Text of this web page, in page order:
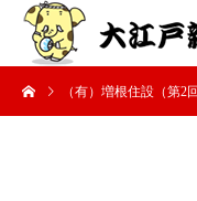
（有）増根住設（第2